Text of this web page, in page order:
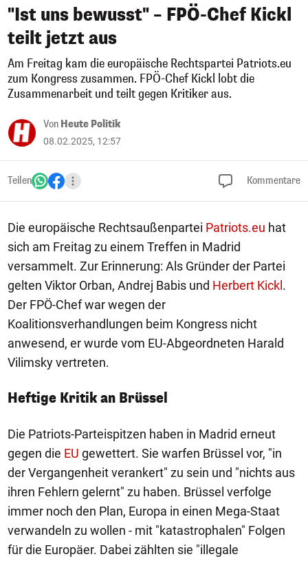
"Ist uns bewusst" – FPÖ-Chef Kickl
teilt jetzt aus
Am Freitag kam die europäische Rechtspartei Patriots.eu
zum Kongress zusammen. FPÖ-Chef Kickl lobt die
Zusammenarbeit und teilt gegen Kritiker aus.
Von Heute Politik
08.02.2025, 12:57
Teilen Kommentare
Die europäische Rechtsaußenpartei Patriots.eu hat
sich am Freitag zu einem Treffen in Madrid
versammelt. Zur Erinnerung: Als Gründer der Partei
gelten Viktor Orban, Andrej Babis und Herbert Kickl .
Der FPÖ-Chef war wegen der
Koalitionsverhandlungen beim Kongress nicht
anwesend, er wurde vom EU-Abgeordneten Harald
Vilimsky vertreten.
Heftige Kritik an Brüssel
Die Patriots-Parteispitzen haben in Madrid erneut
gegen die EU gewettert. Sie warfen Brüssel vor, "in
der Vergangenheit verankert" zu sein und "nichts aus
ihren Fehlern gelernt" zu haben. Brüssel verfolge
immer noch den Plan, Europa in einen Mega-Staat
verwandeln zu wollen - mit "katastrophalen" Folgen
für die Europäer. Dabei zählten sie "illegale